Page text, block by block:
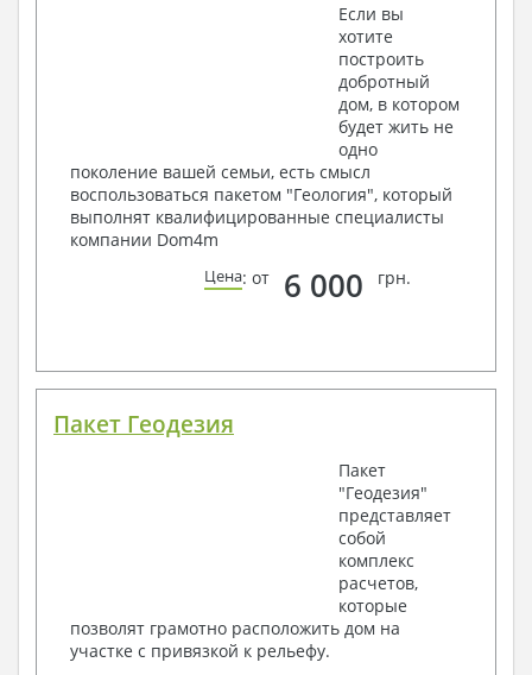
Если вы
хотите
построить
добротный
дом, в котором
будет жить не
одно
поколение вашей семьи, есть смысл
воспользоваться пакетом "Геология", который
выполнят квалифицированные специалисты
компании Dom4m
Цена: от 6 000 грн.
Пакет Геодезия
Пакет
"Геодезия"
представляет
собой
комплекс
расчетов,
которые
позволят грамотно расположить дом на
участке с привязкой к рельефу.